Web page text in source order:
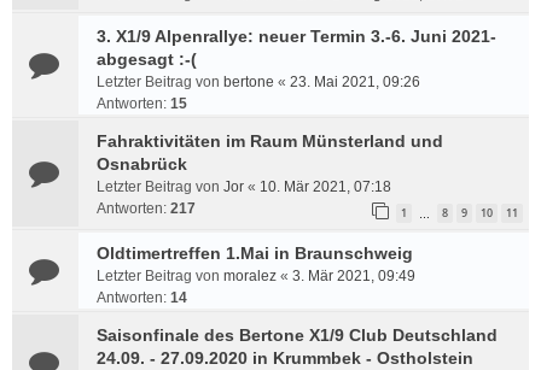
3. X1/9 Alpenrallye: neuer Termin 3.-6. Juni 2021-
abgesagt :-(
Letzter Beitrag von bertone « 23. Mai 2021, 09:26
Antworten: 15
Fahraktivitäten im Raum Münsterland und
Osnabrück
Letzter Beitrag von Jor « 10. Mär 2021, 07:18
Antworten: 217 1 8 9 10 11
Oldtimertreffen 1.Mai in Braunschweig
Letzter Beitrag von moralez « 3. Mär 2021, 09:49
Antworten: 14
Saisonfinale des Bertone X1/9 Club Deutschland
24.09. - 27.09.2020 in Krummbek - Ostholstein